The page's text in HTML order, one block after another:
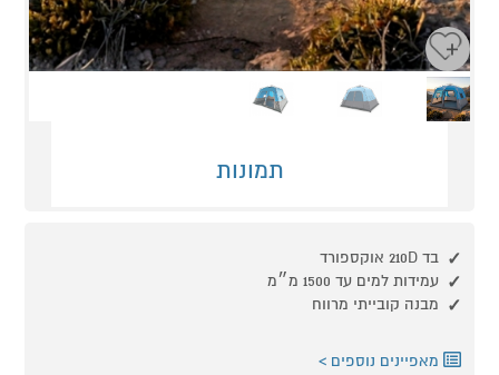
תמונות
בד 210D אוקספורד
עמידות למים עד 1500 מ״מ
מבנה קובייתי מרווח
מאפיינים נוספים